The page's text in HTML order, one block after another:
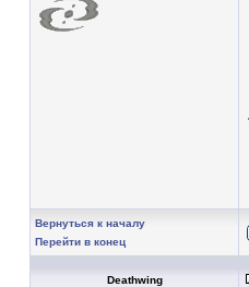
Вернуться к началу
Перейти в конец
Deathwing